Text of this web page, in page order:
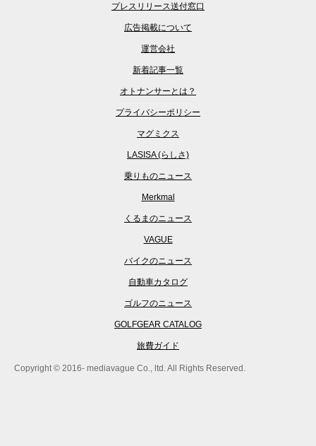
プレスリリース送付窓口
広告掲載について
運営会社
新着記事一覧
オトナンサーとは？
プライバシーポリシー
マグミクス
LASISA (らしさ)
乗りものニュース
Merkmal
くるまのニュース
VAGUE
バイクのニュース
自動車カタログ
ゴルフのニュース
GOLFGEAR CATALOG
旅費ガイド
Copyright © 2016- mediavague Co., ltd. All Rights Reserved.